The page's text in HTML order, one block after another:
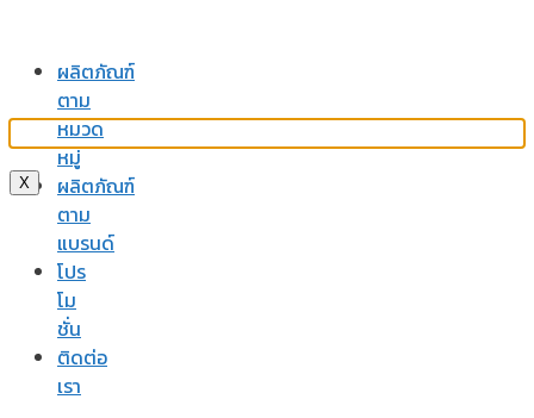
ผลิตภัณฑ์
ตาม
หมวด
หมู่
ผลิตภัณฑ์
ตาม
แบรนด์
โปร
โม
ชั่น
ติดต่อ
เรา
X